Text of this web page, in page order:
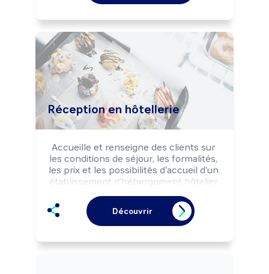
Peut coordonner l'activité d'une équipe.
Réception en hôtellerie
Accueille et renseigne des clients sur
les conditions de séjour, les formalités,
les prix et les possibilités d'accueil d'un
établissement d'hébergement hôtelier
la politique commerciale de
l'établissement. Effectue les tâches
administratives (réservations,
et comptables (facturation,
Découvrir